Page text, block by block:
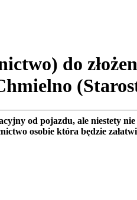
do
od pojazdu, ale niestety
osobie która będzie